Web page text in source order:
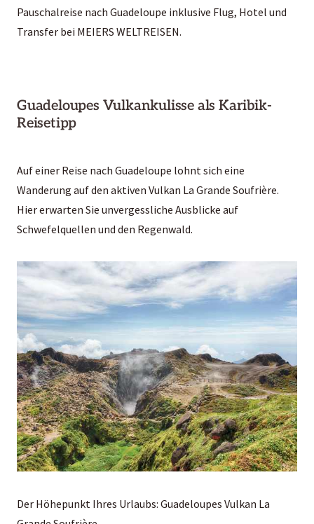
Pauschalreise nach Guadeloupe inklusive Flug, Hotel und
Transfer bei MEIERS WELTREISEN.
Guadeloupes Vulkankulisse als Karibik-
Reisetipp
Auf einer Reise nach Guadeloupe lohnt sich eine
Wanderung auf den aktiven Vulkan La Grande Soufrière.
Hier erwarten Sie unvergessliche Ausblicke auf
Schwefelquellen und den Regenwald.
Der Höhepunkt Ihres Urlaubs: Guadeloupes Vulkan La